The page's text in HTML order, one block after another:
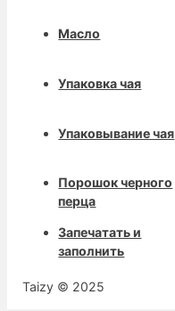
Масло
Упаковка чая
Упаковывание чая
Порошок черного
перца
Запечатать и
заполнить
Taizy © 2025